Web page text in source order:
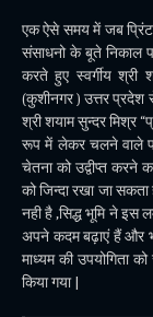
एक ऐसे समय में जब प्रिंट
संसाधनो के बूते निकाल
करते हुए स्वर्गीय श्री
(कुशीनगर ) उत्तर प्रदेश
श्री शयाम सुन्दर मिश्र
रूप में लेकर चलने वाले
चेतना को उद्वीप्त करने
को जिन्दा रखा जा
नही है ,सिद्ध भूमि ने इस
अपने कदम बढ़ाएं हैं और
माध्यम की उपयोगिता
किया गया |